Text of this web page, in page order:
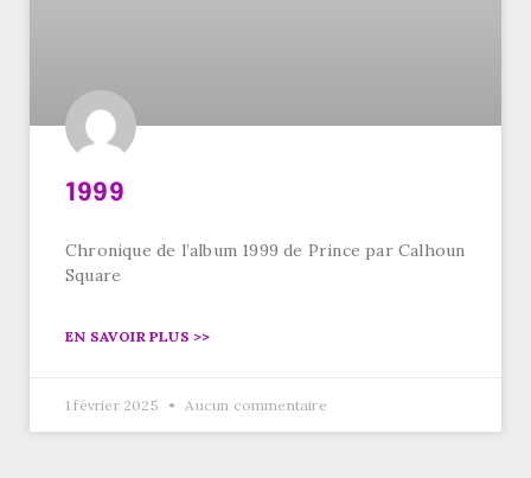
1999
Chronique de l’album 1999 de Prince par Calhoun
Square
EN SAVOIR PLUS >>
1 février 2025 Aucun commentaire